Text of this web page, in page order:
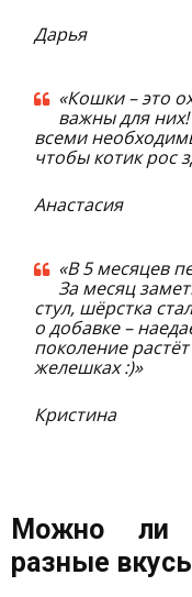
Дарья
«Кошки – это
важны для
всеми
чтобы котик рос
Анастасия
«В 5 месяцев
За месяц
стул, шёрстка
о добавке –
поколение
желешках :)»
Кристина
Можно ли
разные